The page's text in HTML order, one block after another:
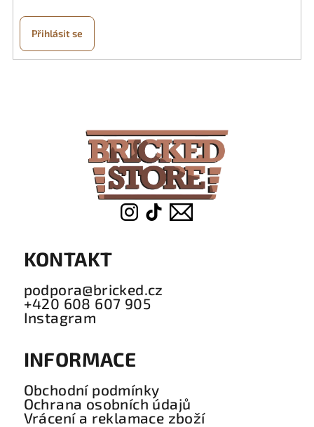
Přihlásit se
KONTAKT
podpora@bricked.cz
+420 608 607 905
Instagram
INFORMACE
Obchodní podmínky
Ochrana osobních údajů
Vrácení a reklamace zboží